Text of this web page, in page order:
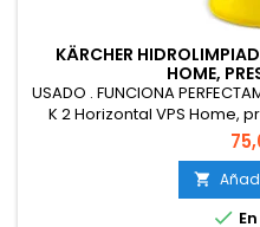
KÄRCHER
HOME,
USADO . FUNCIONA
K 2 Horizontal VPS Home,
Rendimiento: 20 m²/h, 3,5
Power Jet,

